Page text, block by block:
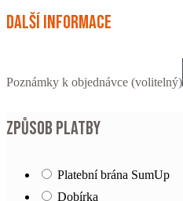
Další informace
Poznámky k objednávce (volitelný)
Způsob platby
Platební brána SumUp
Dobírka